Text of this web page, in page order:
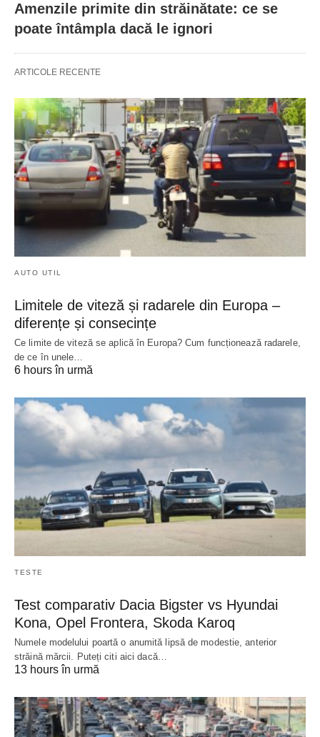
Amenzile primite din străinătate: ce se
poate întâmpla dacă le ignori
ARTICOLE RECENTE
AUTO UTIL
Limitele de viteză și radarele din Europa –
diferențe și consecințe
Ce limite de viteză se aplică în Europa? Cum funcționează radarele,
de ce în unele…
6 hours în urmă
TESTE
Test comparativ Dacia Bigster vs Hyundai
Kona, Opel Frontera, Skoda Karoq
Numele modelului poartă o anumită lipsă de modestie, anterior
străină mărcii. Puteți citi aici dacă…
13 hours în urmă